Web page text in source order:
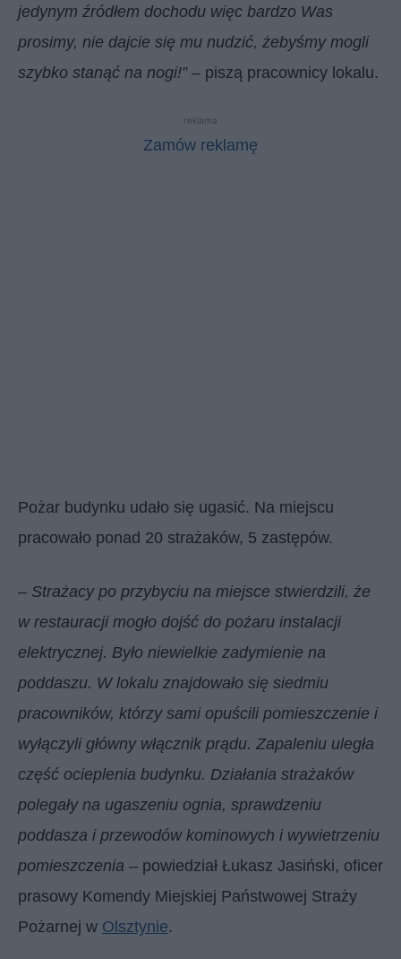
jedynym źródłem dochodu więc bardzo Was
prosimy, nie dajcie się mu nudzić, żebyśmy mogli
szybko stanąć na nogi!”– piszą pracownicy lokalu.
reklama
Zamów reklamę
Pożar budynku udało się ugasić. Na miejscu
pracowało ponad 20 strażaków, 5 zastępów.
– Strażacy po przybyciu na miejsce stwierdzili, że
w restauracji mogło dojść do pożaru instalacji
elektrycznej. Było niewielkie zadymienie na
poddaszu. W lokalu znajdowało się siedmiu
pracowników, którzy sami opuścili pomieszczenie i
wyłączyli główny włącznik prądu. Zapaleniu uległa
część ocieplenia budynku. Działania strażaków
polegały na ugaszeniu ognia, sprawdzeniu
poddasza i przewodów kominowych i wywietrzeniu
pomieszczenia – powiedział Łukasz Jasiński, oficer
prasowy Komendy Miejskiej Państwowej Straży
Pożarnej w Olsztynie.